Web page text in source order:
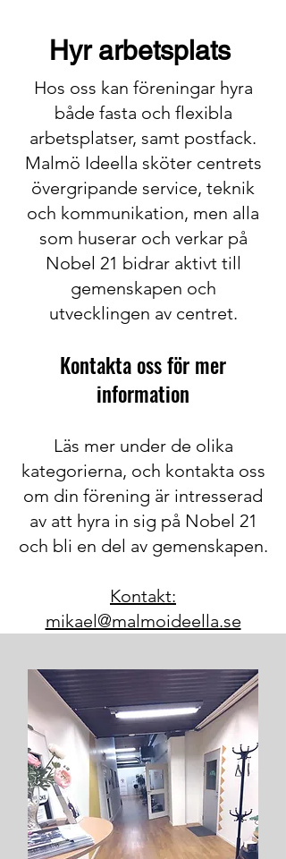
För exempelvis workshops och mindre
träffar i öppen miljö.
Hyr arbetsplats
Hos oss kan föreningar hyra
både fasta och flexibla
arbetsplatser, samt postfack.
Malmö Ideella sköter centrets
övergripande service, teknik
och kommunikation, men alla
som huserar och verkar på
Nobel 21 bidrar aktivt till
gemenskapen och
utvecklingen av centret.
Kontakta oss för mer
information
Läs mer under de olika
kategorierna, och kontakta oss
om din förening är intresserad
av att hyra in sig på Nobel 21
och bli en del av gemenskapen.
Kontakt:
mikael@malmoideella.se